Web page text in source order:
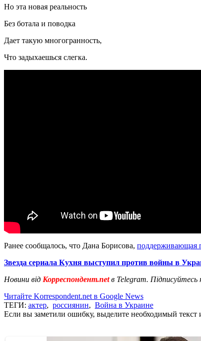
Но эта новая реальность
Без ботала и поводка
Дает такую многогранность,
Что задыхаешься слегка.
Ранее сообщалось, что Дана Борисова, поддерживающая
Звезда сериала Кухня выступил против войны в
Новини від Корреспондент.netв Telegram. Підписуйтесь
Читайте Korrespondent.net в Google News
ТЕГИ: актер, россиянин, Война в Украине
Если вы заметили ошибку, выделите необходимый